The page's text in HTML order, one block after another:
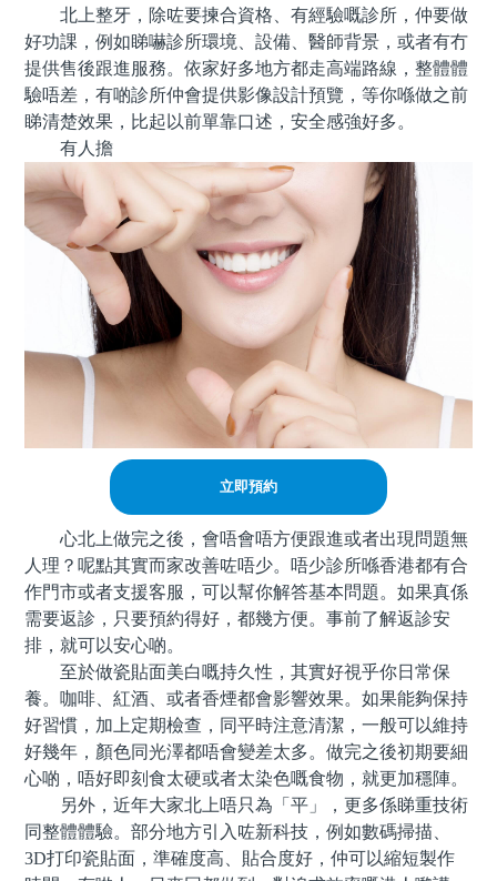
北上整牙，除咗要揀合資格、有經驗嘅診所，仲要做
好功課，例如睇嚇診所環境、設備、醫師背景，或者有冇
提供售後跟進服務。依家好多地方都走高端路線，整體體
驗唔差，有啲診所仲會提供影像設計預覽，等你喺做之前
睇清楚效果，比起以前單靠口述，安全感強好多。
有人擔
立即預約
心北上做完之後，會唔會唔方便跟進或者出現問題無
人理？呢點其實而家改善咗唔少。唔少診所喺香港都有合
作門市或者支援客服，可以幫你解答基本問題。如果真係
需要返診，只要預約得好，都幾方便。事前了解返診安
排，就可以安心啲。
至於做瓷貼面美白嘅持久性，其實好視乎你日常保
養。咖啡、紅酒、或者香煙都會影響效果。如果能夠保持
好習慣，加上定期檢查，同平時注意清潔，一般可以維持
好幾年，顏色同光澤都唔會變差太多。做完之後初期要細
心啲，唔好即刻食太硬或者太染色嘅食物，就更加穩陣。
另外，近年大家北上唔只為「平」，更多係睇重技術
同整體體驗。部分地方引入咗新科技，例如數碼掃描、
3D打印瓷貼面，準確度高、貼合度好，仲可以縮短製作